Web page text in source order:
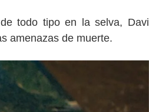
todo tipo en la selva, Davi
amenazas de muerte.